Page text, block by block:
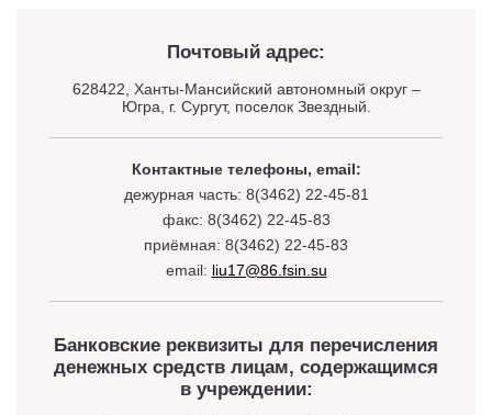
Почтовый адрес:
628422, Ханты-Мансийский автономный округ –
Югра, г. Сургут, поселок Звездный.
Контактные телефоны, email:
дежурная часть: 8(3462) 22-45-81
факс: 8(3462) 22-45-83
приёмная: 8(3462) 22-45-83
email: liu17@86.fsin.su
Банковские реквизиты для перечисления
денежных средств лицам, содержащимся
в учреждении: